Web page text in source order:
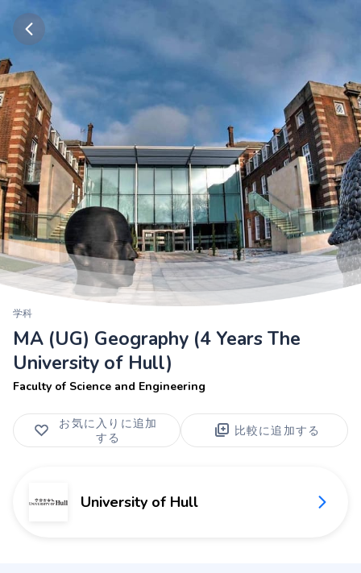
学科
MA (UG) Geography (4 Years The
University of Hull)
Faculty of Science and Engineering
お気に入りに追加
する
比較に追加する
University of Hull